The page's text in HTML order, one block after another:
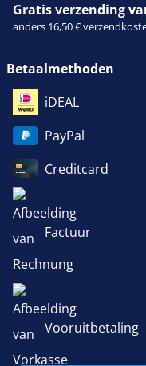
Gratis verzending
anders 16,50 €
Betaalmethoden
iDEAL
PayPal
Creditcard
Factuur
Vooruitbetaling